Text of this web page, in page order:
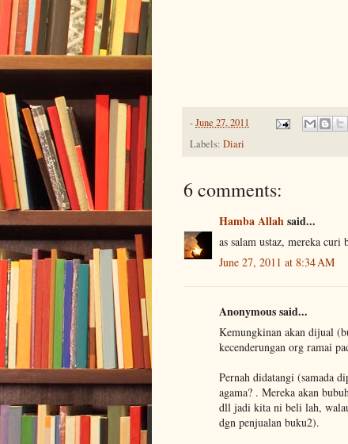
-June 27, 2011
Labels: Diari
6 comments:
Hamba Allahsaid...
as salam ustaz, mereka
June 27, 2011 at 8:34 AM
Anonymous said...
Kemungkinan akan dijual
kecenderungan org ramai
Pernah didatangi (samada
agama? . Mereka akan
dll jadi kita ni beli lah,
dgn penjualan buku2).